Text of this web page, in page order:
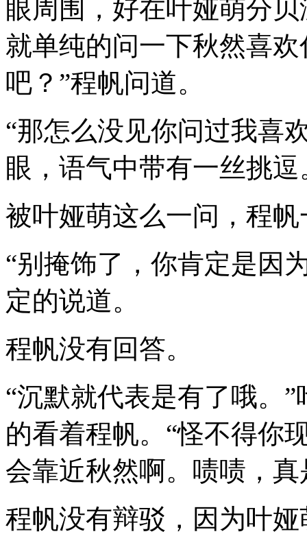
眼周围，好在叶娅萌分
就单纯的问一下秋然喜
吧？”程帆问道。
“那怎么没见你问过我喜
眼，语气中带有一丝挑逗
被叶娅萌这么一问，程
“别掩饰了，你肯定是因
定的说道。
程帆没有回答。
“沉默就代表是有了哦。
的看着程帆。“怪不得你
会靠近秋然啊。啧啧，
程帆没有辩驳，因为叶